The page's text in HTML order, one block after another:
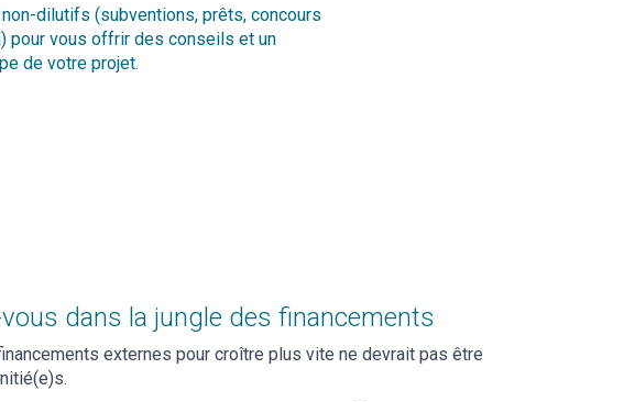
dilutifs (subventions, prêts, concours
pour vous offrir des conseils et un
de votre projet.
dans la jungle des financements
externes pour croître plus vite ne devrait pas être